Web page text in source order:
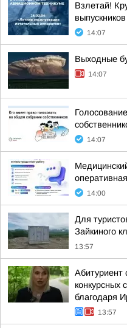
Взлетай!
выпускников
14:07
Выходные
14:07
14:07
14:00
Для
Зайкиного
13:57
Абитуриент
конкурсных
благодаря
13:57